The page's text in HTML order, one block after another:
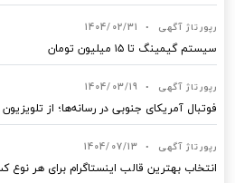
رپورتاژ آگهی •
1404/02/31
سیستم گیمینگ تا ۱۵ میلیون تومان
رپورتاژ آگهی •
1404/03/19
فوتبال آمریکای جنوبی در رسانه‌ها؛ از
رپورتاژ آگهی •
1404/07/13
انتخاب بهترین قالب‌ اینستاگرام برای هر نوع